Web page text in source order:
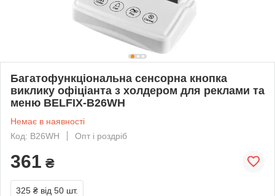
Багатофункціональна сенсорна кнопка
виклику офіціанта з холдером для реклами та
меню BELFIX-B26WH
Немає в наявності
Код: B26WH
Опт і роздріб
361 ₴
325 ₴ від 50 шт.